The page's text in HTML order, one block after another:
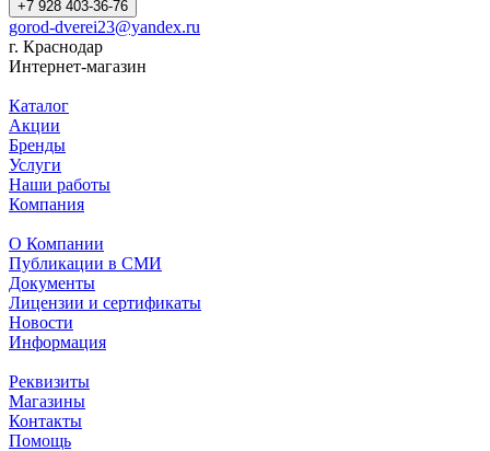
+7 928 403-36-76
gorod-dverei23@yandex.ru
г. Краснодар
Интернет-магазин
Каталог
Акции
Бренды
Услуги
Наши работы
Компания
О Компании
Публикации в СМИ
Документы
Лицензии и сертификаты
Новости
Информация
Реквизиты
Магазины
Контакты
Помощь